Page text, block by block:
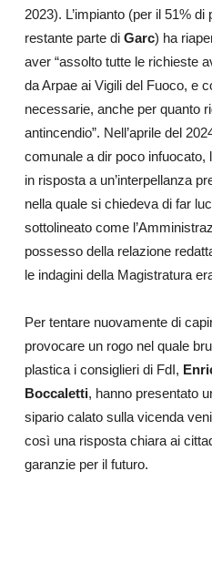
2023). L’impianto (per il 51%
restante parte di Garc) ha
aver “assolto tutte le richieste
da Arpae ai Vigili del Fuoco, e
necessarie, anche per quanto
antincendio”. Nell’aprile del
comunale a dir poco infuocato,
in risposta a un’interpellanza
nella quale si chiedeva di far
sottolineato come
possesso della relazione
le indagini della Magistratura
Per tentare nuovamente di
provocare un rogo nel quale
plastica i consiglieri di FdI,
Boccaletti, hanno presentato
sipario calato sulla vicenda
così una risposta chiara ai
garanzie per il futuro.